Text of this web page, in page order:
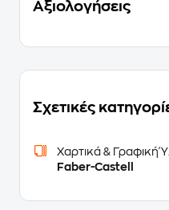
Αξιολογήσεις
Σχετικές
Χαρτικά & Γραφική
Faber-Castell